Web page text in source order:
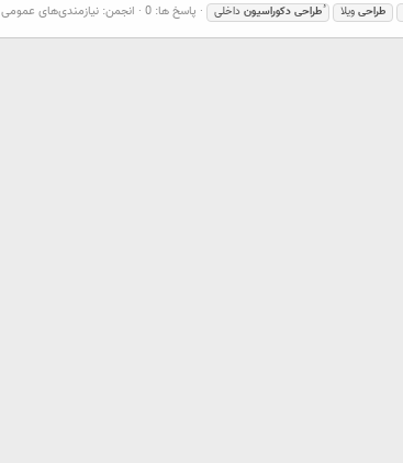
طراحی ویلا طراحی دکوراسیون داخلی پاسخ ها: 0 انجمن: نیازمندی‌های عمومی